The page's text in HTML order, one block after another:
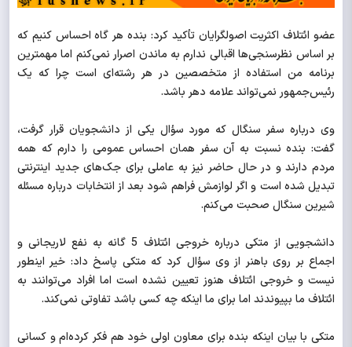
عضو ائتلاف اکثریت اصولگرایان تأکید کرد: بنده هر گاه احساس کنیم که
بر اساس نظرسنجی‌ها اقبالی ندارم به ماندن اصرار نمی‌کنم اما مهمترین
برنامه من استفاده از متخصصین در هر رشته‌ای است چرا که یک
رئیس‌جمهور نمی‌تواند علامه دهر باشد.
وی درباره سفر سنگال که مورد سؤال یکی از دانشجویان قرار گرفت،
گفت: بنده نسبت به آن سفر همان احساس عمومی را دارم که همه
مردم دارند و در حال حاضر نیز به عاملی برای جک‌های جدید اینترنتی
تبدیل شده است و اگر لوازمش فراهم شود بعد از انتخابات درباره مسئله
شیرین سنگال صحبت می‌کنم.
دانشجویی از متکی درباره خروجی ائتلاف 5 گانه به نفع لاریجانی و
اجماع بر روی باهنر از وی سؤال کرد که متکی پاسخ داد: خیر اینطور
نیست و خروجی ائتلاف هنوز تعیین نشده است اما افراد می‌توانند به
ائتلاف ما بپیوندند اما برای ما اینکه چه کسی باشد تفاوتی نمی‌کند.
متکی با بیان اینکه بنده برای معاون اولی خود هم فکر کرده‌ام و کسانی